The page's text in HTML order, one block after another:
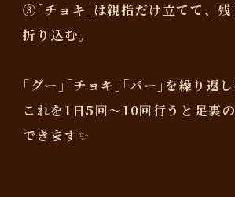
③｢チョキ｣は親指だけ立てて、残
折り込む。
｢グー｣｢チョキ｣｢パー｣を繰り返し
これを1日5回〜10回行うと足裏
できます✨